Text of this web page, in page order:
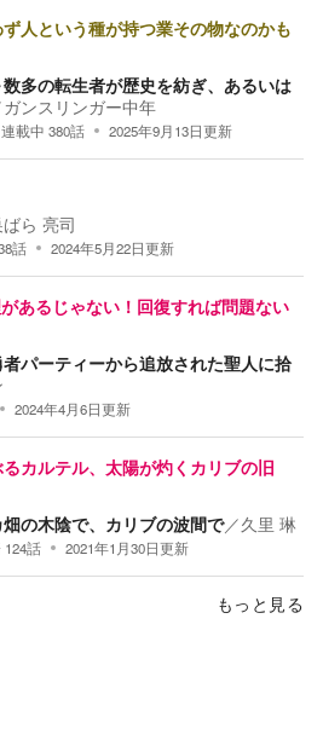
人という種が持つ業その物なのかも
多の転生者が歴史を紡ぎ、あるいは
ガンスリンガー中年
連載中 380話 2025年9月13日更新
ら 亮司
話 2024年5月22日更新
あるじゃない！回復すれば問題ない
パーティーから追放された聖人に拾
2024年4月6日更新
るカルテル、太陽が灼くカリブの旧
の木陰で、カリブの波間で／久里 琳
124話 2021年1月30日更新
もっと見る